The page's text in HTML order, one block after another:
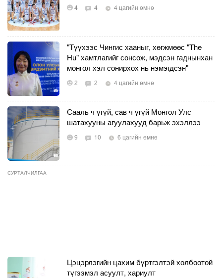
4 4 4 цагийн өмнө
"Түүхээс Чингис хааныг, хөгжмөөс "The
Hu" хамтлагийг сонсож, мэдсэн гаднынхан
монгол хэл сонирхох нь нэмэгдсэн"
2 2 4 цагийн өмнө
Сааль ч үгүй, сав ч үгүй Монгол Улс
шатахууны агуулахууд барьж эхэллээ
9 10 6 цагийн өмнө
СУРТАЛЧИЛГАА
Цэцэрлэгийн цахим бүртгэлтэй холбоотой
түгээмэл асуулт, хариулт